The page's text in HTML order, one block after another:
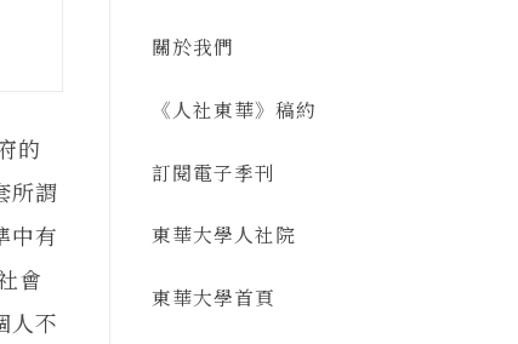
的
所謂
中有
會
人不
關於我們
《人社東華》稿約
訂閱電子季刊
東華大學人社院
東華大學首頁